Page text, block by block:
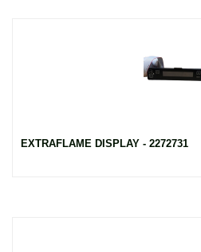
EXTRAFLAME DISPLAY - 2272731